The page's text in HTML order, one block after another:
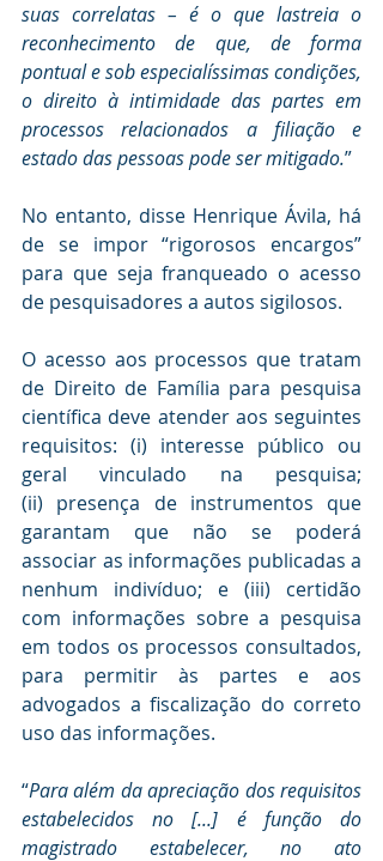
suas correlatas – é o que lastreia o
reconhecimento de que, de forma
pontual e sob especialíssimas condições,
o direito à intimidade das partes em
processos relacionados a filiação e
estado das pessoas pode ser mitigado.”
No entanto, disse Henrique Ávila, há
de se impor “rigorosos encargos”
para que seja franqueado o acesso
de pesquisadores a autos sigilosos.
O acesso aos processos que tratam
de Direito de Família para pesquisa
científica deve atender aos seguintes
requisitos: (i) interesse público ou
geral vinculado na pesquisa;
(ii) presença de instrumentos que
garantam que não se poderá
associar as informações publicadas a
nenhum indivíduo; e (iii) certidão
com informações sobre a pesquisa
em todos os processos consultados,
para permitir às partes e aos
advogados a fiscalização do correto
uso das informações.
“Para além da apreciação dos requisitos
estabelecidos no [...] é função do
magistrado estabelecer, no ato